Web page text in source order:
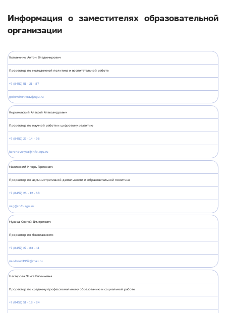
Информация о заместителях образовательной
организации
Головченко Антон Владимирович
Проректор по молодежной политике и воспитательной работе
+7 (8452) 51 - 21 - 87
golovchenkoav@sgu.ru
Короновский Алексей Александрович
Проректор по научной работе и цифровому развитию
+7 (8452) 27 - 14 - 96
koronovskyaa@info.sgu.ru
Малинский Игорь Герикович
Проректор по административной деятельности и образовательной политике
+7 (8452) 26 - 12 - 68
mig@info.sgu.ru
Мухоед Сергей Дмитриевич
Проректор по безопасности
+7 (8452) 27 - 83 - 11
mukhoed1959@mail.ru
Нестерова Ольга Евгеньевна
Проректор по среднему профессиональному образованию и социальной работе
+7 (8452) 51 - 18 - 84